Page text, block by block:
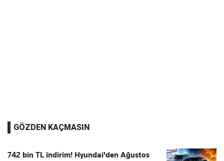
GÖZDEN KAÇMASIN
742 bin TL indirim! Hyundai'den Ağustos